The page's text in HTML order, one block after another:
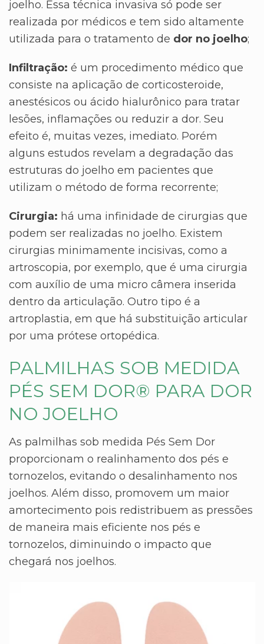
joelho. Essa técnica invasiva só pode ser
realizada por médicos e tem sido altamente
utilizada para o tratamento de dor no joelho;
Infiltração: é um procedimento médico que
consiste na aplicação de corticosteroide,
anestésicos ou ácido hialurônico para tratar
lesões, inflamações ou reduzir a dor. Seu
efeito é, muitas vezes, imediato. Porém
alguns estudos revelam a degradação das
estruturas do joelho em pacientes que
utilizam o método de forma recorrente;
Cirurgia: há uma infinidade de cirurgias que
podem ser realizadas no joelho. Existem
cirurgias minimamente incisivas, como a
artroscopia, por exemplo, que é uma cirurgia
com auxílio de uma micro câmera inserida
dentro da articulação. Outro tipo é a
artroplastia, em que há substituição articular
por uma prótese ortopédica.
PALMILHAS SOB MEDIDA
PÉS SEM DOR® PARA DOR
NO JOELHO
As palmilhas sob medida Pés Sem Dor
proporcionam o realinhamento dos pés e
tornozelos, evitando o desalinhamento nos
joelhos. Além disso, promovem um maior
amortecimento pois redistribuem as pressões
de maneira mais eficiente nos pés e
tornozelos, diminuindo o impacto que
chegará nos joelhos.